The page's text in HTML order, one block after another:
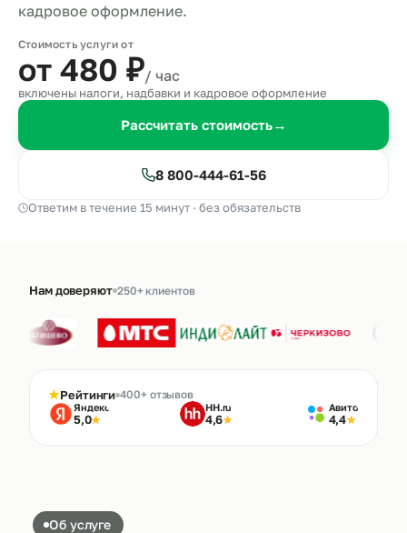
кадровое оформление.
Стоимость услуги от
от 480 ₽/ час
включены налоги, надбавки и кадровое оформление
Рассчитать стоимость→
8 800-444-61-56
Ответим в течение 15 минут · без обязательств
Нам доверяют 250+ клиентов
★Рейтинги 400+ отзывов
Яндекс
5,0★
HH.ru
4,6★
Авито
4,4★
Об услуге